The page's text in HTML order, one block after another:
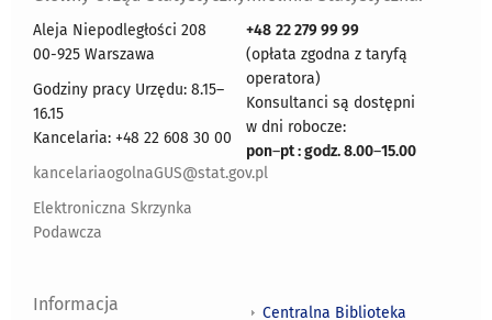
Aleja Niepodległości 208
00-925 Warszawa
Godziny pracy Urzędu: 8.15–
16.15
Kancelaria: +48 22 608 30 00
kancelariaogolnaGUS@stat.gov.pl
Elektroniczna Skrzynka
Podawcza
+48 22 279 99 99
(opłata zgodna z taryfą
operatora)
Konsultanci są dostępni
w dni robocze:
pon–pt : godz. 8.00–15.00
Informacja Centralna Biblioteka